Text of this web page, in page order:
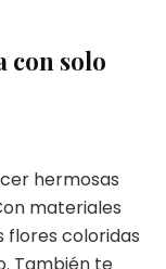
con solo
hermosas
materiales
flores coloridas
También te